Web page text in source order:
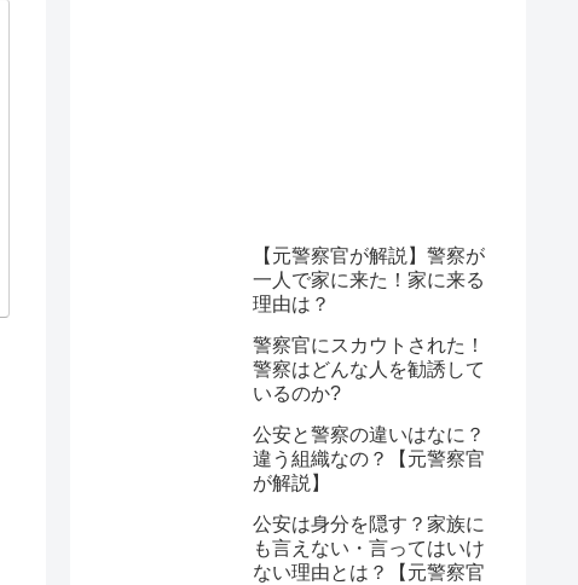
【元警察官が解説】警察が
一人で家に来た！家に来る
理由は？
警察官にスカウトされた！
警察はどんな人を勧誘して
いるのか?
公安と警察の違いはなに？
違う組織なの？【元警察官
が解説】
公安は身分を隠す？家族に
も言えない・言ってはいけ
ない理由とは？【元警察官